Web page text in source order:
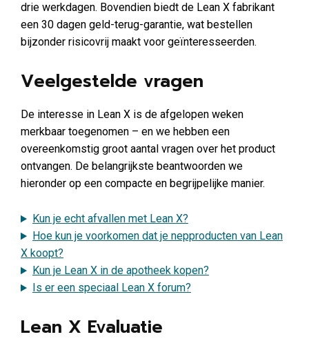
drie werkdagen. Bovendien biedt de Lean X fabrikant
een 30 dagen geld-terug-garantie, wat bestellen
bijzonder risicovrij maakt voor geïnteresseerden.
Veelgestelde vragen
De interesse in Lean X is de afgelopen weken
merkbaar toegenomen – en we hebben een
overeenkomstig groot aantal vragen over het product
ontvangen. De belangrijkste beantwoorden we
hieronder op een compacte en begrijpelijke manier.
Kun je echt afvallen met Lean X?
Hoe kun je voorkomen dat je nepproducten van Lean
X koopt?
Kun je Lean X in de apotheek kopen?
Is er een speciaal Lean X forum?
Lean X Evaluatie